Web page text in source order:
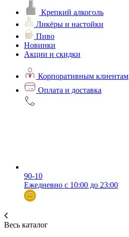
Крепкий алкоголь
Ликёры и настойки
Пиво
Новинки
Акции и скидки
Корпоративным клиентам
Оплата и доставка
90-10
Ежедневно с 10:00 до 23:00
Весь каталог